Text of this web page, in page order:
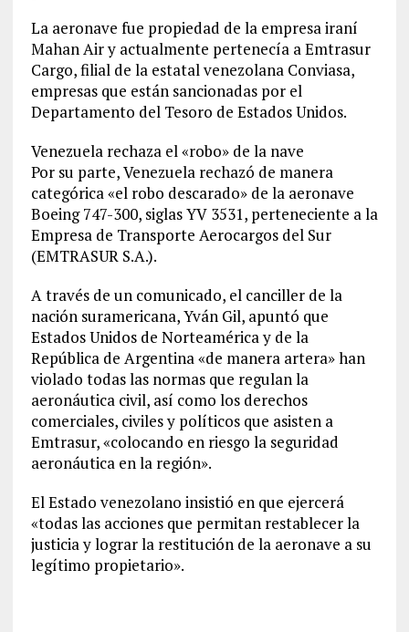
La aeronave fue propiedad de la empresa iraní
Mahan Air y actualmente pertenecía a Emtrasur
Cargo, filial de la estatal venezolana Conviasa,
empresas que están sancionadas por el
Departamento del Tesoro de Estados Unidos.
Venezuela rechaza el «robo» de la nave
Por su parte, Venezuela rechazó de manera
categórica «el robo descarado» de la aeronave
Boeing 747-300, siglas YV 3531, perteneciente a la
Empresa de Transporte Aerocargos del Sur
(EMTRASUR S.A.).
A través de un comunicado, el canciller de la
nación suramericana, Yván Gil, apuntó que
Estados Unidos de Norteamérica y de la
República de Argentina «de manera artera» han
violado todas las normas que regulan la
aeronáutica civil, así como los derechos
comerciales, civiles y políticos que asisten a
Emtrasur, «colocando en riesgo la seguridad
aeronáutica en la región».
El Estado venezolano insistió en que ejercerá
«todas las acciones que permitan restablecer la
justicia y lograr la restitución de la aeronave a su
legítimo propietario».